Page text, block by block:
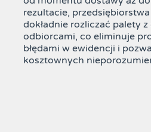
rezultacie,
dokładnie rozliczać palety
odbiorcami, co eliminuje
błędami w ewidencji i
kosztownych